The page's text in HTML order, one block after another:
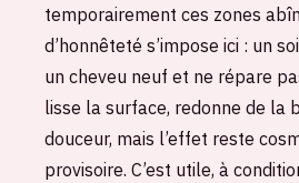
temporairement ces zones
d’honnêteté s’impose ici : un
un cheveu neuf et ne répare
lisse la surface, redonne de la
douceur, mais l’effet reste
provisoire. C’est utile, à